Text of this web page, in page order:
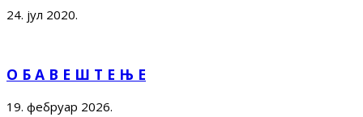
24. јул 2020.
О Б А В Е Ш Т Е Њ Е
19. фебруар 2026.